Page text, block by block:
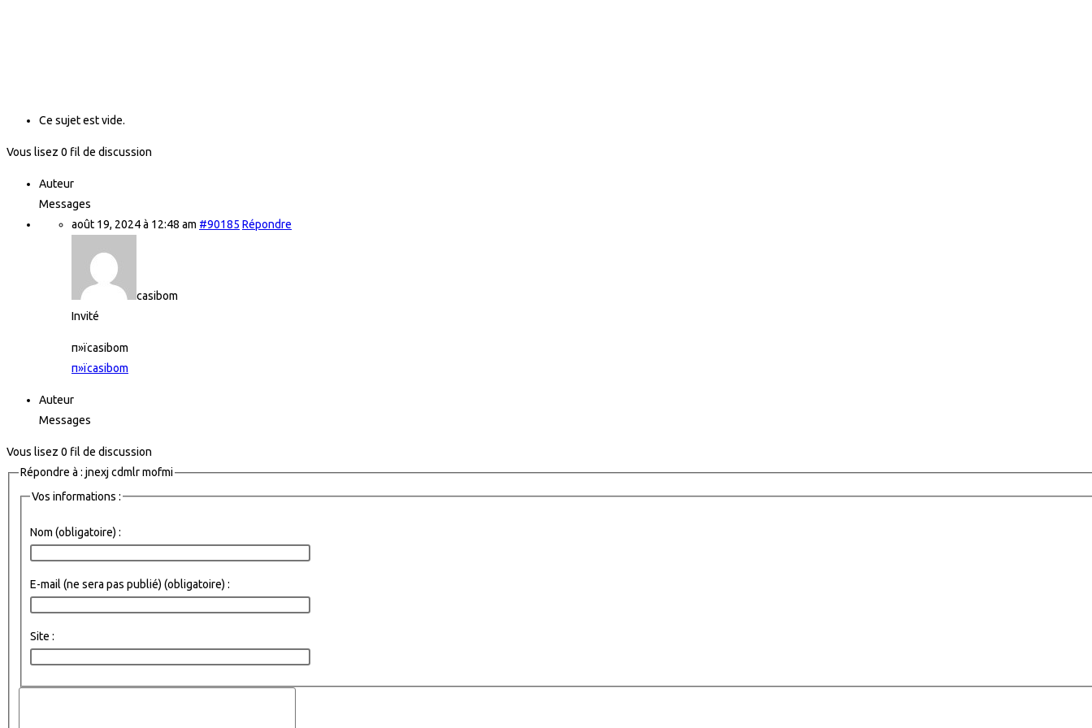
Ce sujet est vide.
Vous lisez 0 fil de discussion
Auteur
Messages
août 19, 2024 à 12:48 am #90185 Répondre
casibom
Invité
п»їcasibom
п»їcasibom
Auteur
Messages
Vous lisez 0 fil de discussion
Répondre à : jnexj cdmlr mofmi
Vos informations :
Nom (obligatoire) :
E-mail (ne sera pas publié) (obligatoire) :
Site :